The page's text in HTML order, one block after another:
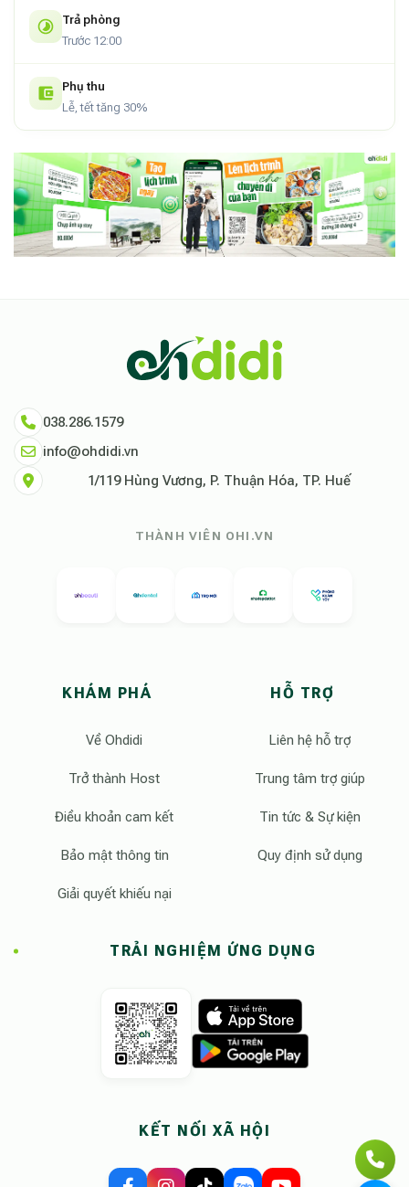
Trả phòng
Trước 12:00
Phụ thu
Lễ, tết tăng 30%
038.286.1579
info@ohdidi.vn
1/119 Hùng Vương, P. Thuận Hóa, TP. Huế
THÀNH VIÊN OHI.VN
KHÁM PHÁ
Về Ohdidi
Trở thành Host
Điều khoản cam kết
Bảo mật thông tin
Giải quyết khiếu nại
HỖ TRỢ
Liên hệ hỗ trợ
Trung tâm trợ giúp
Tin tức & Sự kiện
Quy định sử dụng
TRẢI NGHIỆM ỨNG DỤNG
KẾT NỐI XÃ HỘI